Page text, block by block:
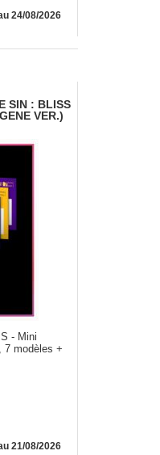
24/08/2026
SIN : BLISS
VER.)
- Mini
7 modèles +
21/08/2026